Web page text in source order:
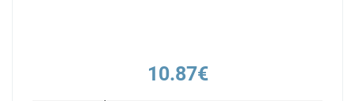
10.87€